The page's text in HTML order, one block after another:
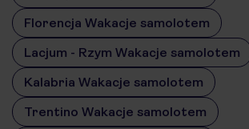
Florencja Wakacje samolotem
Lacjum - Rzym Wakacje samolotem
Kalabria Wakacje samolotem
Trentino Wakacje samolotem